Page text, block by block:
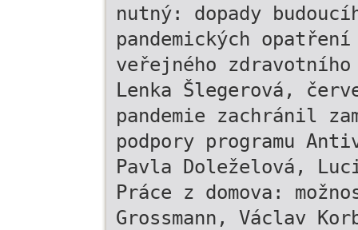
nutný: dopady
pandemických
veřejného
Lenka Šlegerová,
pandemie zachránil
podpory programu
Pavla Doleželová,
Práce z domova:
Grossmann, Václav